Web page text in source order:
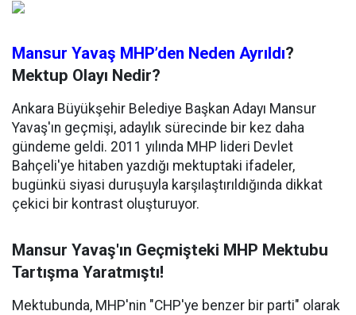
Mansur Yavaş MHP’den Neden Ayrıldı?
Mektup Olayı Nedir?
Ankara Büyükşehir Belediye Başkan Adayı Mansur
Yavaş'ın geçmişi, adaylık sürecinde bir kez daha
gündeme geldi. 2011 yılında MHP lideri Devlet
Bahçeli'ye hitaben yazdığı mektuptaki ifadeler,
bugünkü siyasi duruşuyla karşılaştırıldığında dikkat
çekici bir kontrast oluşturuyor.
Mansur Yavaş'ın Geçmişteki MHP Mektubu
Tartışma Yaratmıştı!
Mektubunda, MHP'nin "CHP'ye benzer bir parti" olarak